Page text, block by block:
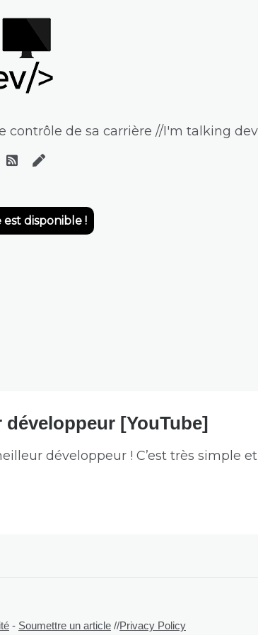
contrôle de sa carrière //I'm talking dev
disponible !
[YouTube]
développeur ! C’est très simple
- Soumettre un article //Privacy Policy